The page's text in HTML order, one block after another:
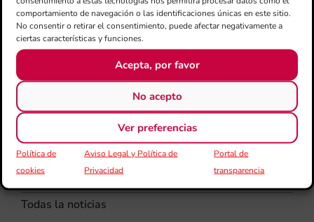
comportamiento de navegación o las identificaciones únicas en este sitio.
No consentir o retirar el consentimiento, puede afectar negativamente a
ciertas características y funciones.
Acepta, por favor
No acepto
Ver preferencias
Política de
cookies
Aviso Legal y Política de
Privacidad
Portal de
transparencia
CATEGORÍAS
Todas la noticias